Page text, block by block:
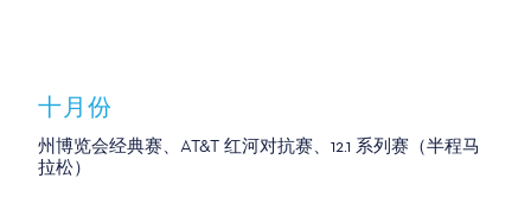
十月份
州博览会经典赛、AT&T 红河对抗赛、12.1 系列赛（半程马
拉松）